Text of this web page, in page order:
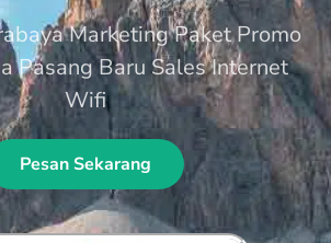
Marketing Paket Promo
Pasang Baru Sales Internet
Wifi
Pesan Sekarang